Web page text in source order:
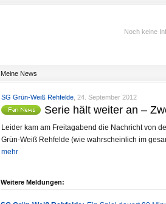
Noch keine
Meine News
SG Grün-Weiß Rehfelde , 24. September 2012
Serie hält weiter an –
Leider kam am Freitagabend die Nachricht von
Grün-Weiß Rehfelde (wie wahrscheinlich im
mehr
Weitere Meldungen: